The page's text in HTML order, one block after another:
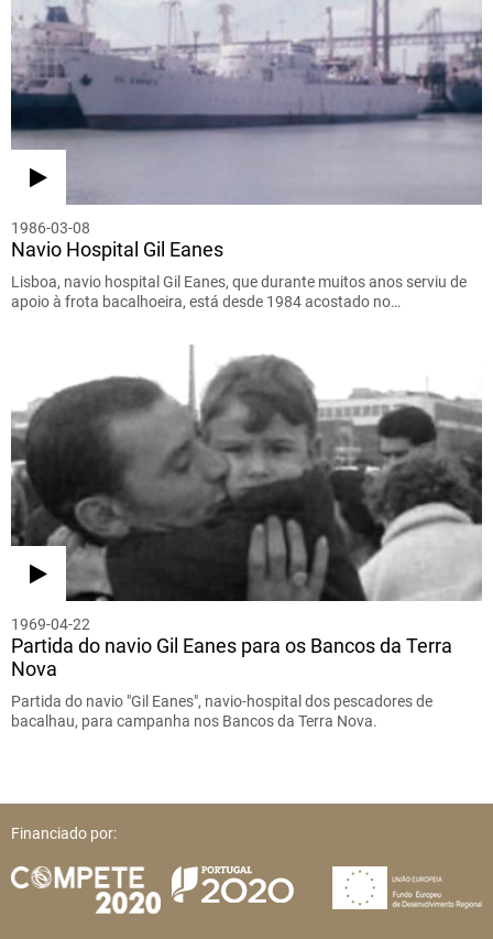
1986-03-08
Navio Hospital Gil Eanes
Lisboa, navio hospital Gil Eanes, que durante muitos anos serviu de
apoio à frota bacalhoeira, está desde 1984 acostado no…
1969-04-22
Partida do navio Gil Eanes para os Bancos da Terra
Nova
Partida do navio "Gil Eanes", navio-hospital dos pescadores de
bacalhau, para campanha nos Bancos da Terra Nova.
Financiado por: